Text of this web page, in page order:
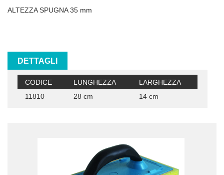
ALTEZZA SPUGNA 35 mm
DETTAGLI
CODICE LUNGHEZZA
LARGHEZZA
11810
28 cm 14 cm